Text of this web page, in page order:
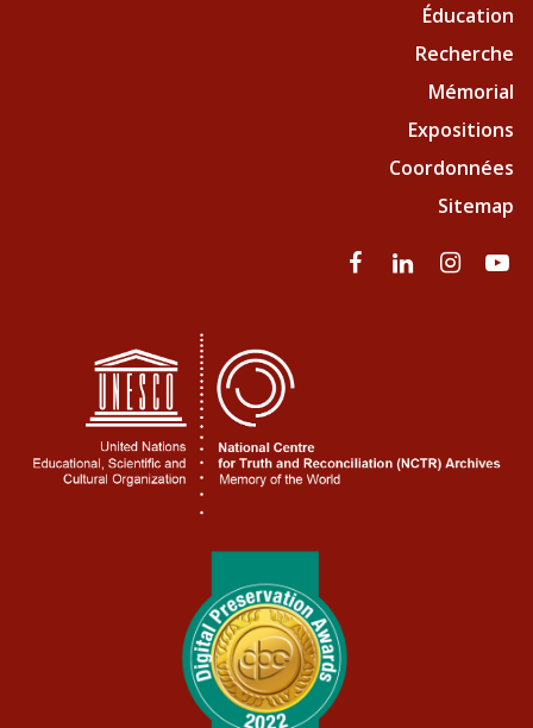
Éducation
Recherche
Mémorial
Expositions
Coordonnées
Sitemap